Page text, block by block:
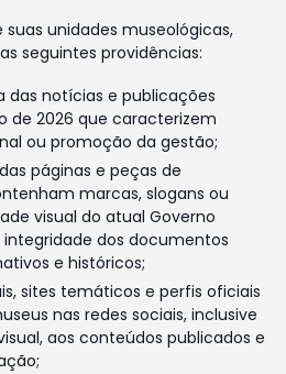
unidades museológicas,
seguintes providências:
notícias e publicações
de 2026 que caracterizem
ou promoção da gestão;
páginas e peças de
marcas, slogans ou
visual do atual Governo
integridade dos documentos
e históricos;
sites temáticos e perfis oficiais
nas redes sociais, inclusive
aos conteúdos publicados e